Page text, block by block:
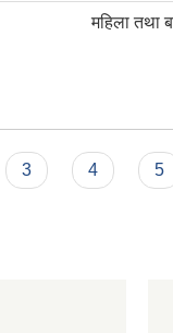
महिला तथा
3 4 5